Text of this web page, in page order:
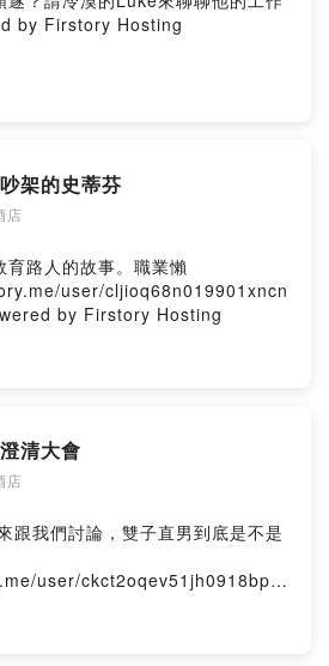
by Firstory Hosting
架的史蒂芬
店
路人的故事。職業懶
user/cljioq68n019901xncn
by Firstory Hosting
清大會
店
跟我們討論，雙子直男到底是不是
user/ckct2oqev51jh0918bpel